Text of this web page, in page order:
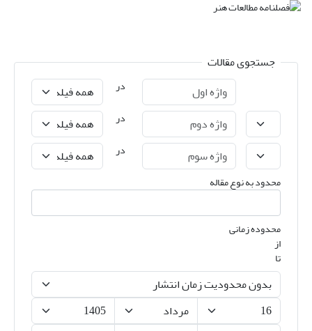
جستجوی مقالات
در
در
در
محدود به نوع مقاله
محدوده زمانی
از
تا